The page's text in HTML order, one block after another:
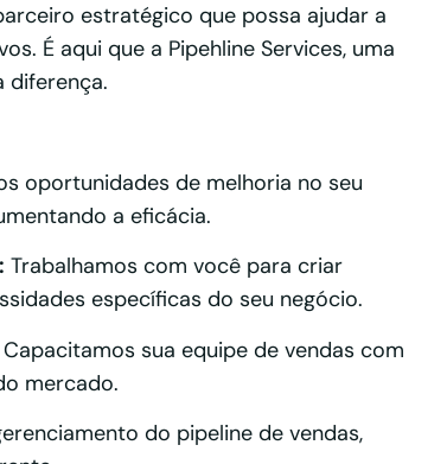
estratégico que possa ajudar a
É aqui que a Pipehline Services, uma
diferença.
oportunidades de melhoria no seu
a eficácia.
Trabalhamos com você para criar
específicas do seu negócio.
Capacitamos sua equipe de vendas com
mercado.
do pipeline de vendas,